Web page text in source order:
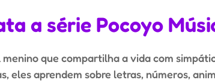
a série Pocoyo
que compartilha a vida com
eles aprendem sobre letras, números,